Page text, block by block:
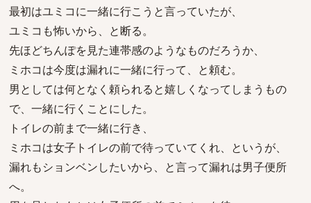
最初はユミコに一緒に行こうと言っていたが、
ユミコも怖いから、と断る。
先ほどちんぽを見た連帯感のようなものだろうか、
ミホコは今度は漏れに一緒に行って、と頼む。
男としては何となく頼られると嬉しくなってしまうもの
で、一緒に行くことにした。
トイレの前まで一緒に行き、
ミホコは女子トイレの前で待っていてくれ、というが、
漏れもションベンしたいから、と言って漏れは男子便所
へ。